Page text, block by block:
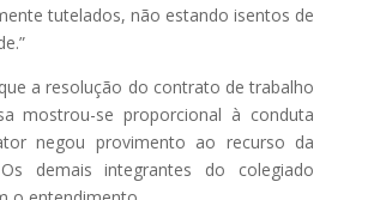
tutelados, não estando isentos de
a resolução do contrato de trabalho
mostrou-se proporcional à conduta
negou provimento ao recurso da
demais integrantes do colegiado